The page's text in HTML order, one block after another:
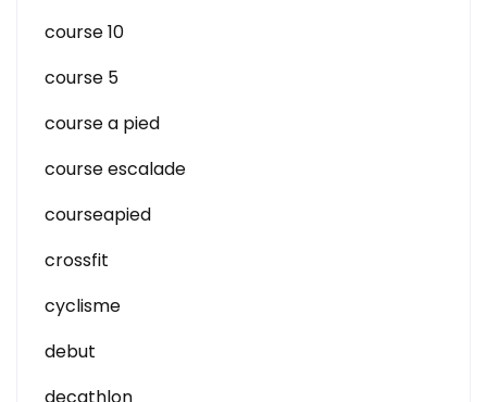
course 10
course 5
course a pied
course escalade
courseapied
crossfit
cyclisme
debut